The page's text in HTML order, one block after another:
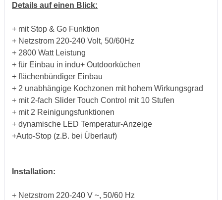
Details auf einen Blick:
+ mit Stop & Go Funktion
+ Netzstrom 220-240 Volt, 50/60Hz
+ 2800 Watt Leistung
+ für Einbau in indu+ Outdoorküchen
+ flächenbündiger Einbau
+ 2 unabhängige Kochzonen mit hohem Wirkungsgrad
+ mit 2-fach Slider Touch Control mit 10 Stufen
+ mit 2 Reinigungsfunktionen
+ dynamische LED Temperatur-Anzeige
+Auto-Stop (z.B. bei Überlauf)
Installation:
+ Netzstrom 220-240 V ~, 50/60 Hz